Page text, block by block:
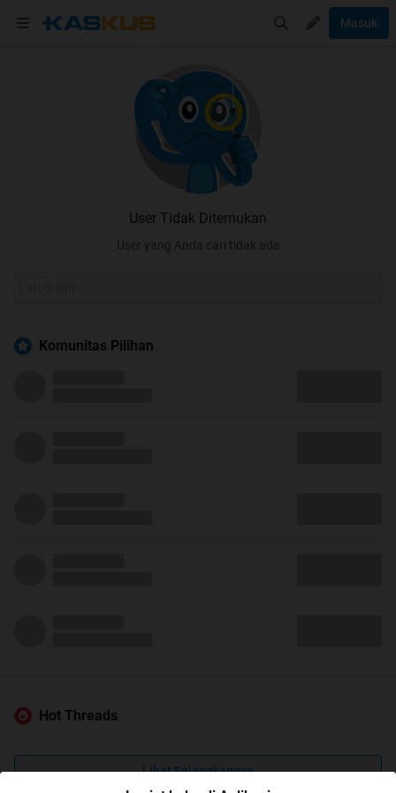
Masuk
User Tidak Ditemukan
User yang Anda cari tidak ada
Komunitas Pilihan
Hot Threads
Lihat Selengkapnya